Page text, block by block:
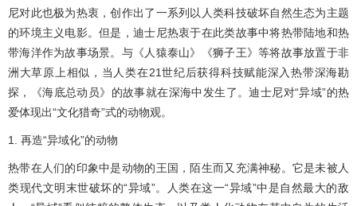
尼对此也极为热衷，创作出了一系列以人类科技破坏自然生态为主题
的环境主义电影。但是，迪士尼热衷于在此类故事中将热带陆地和热
带海洋作为故事场景。与《人猿泰山》《狮子王》等将故事放置于非
洲大草原上相似，当人类在21世纪后获得科技赋能深入热带深海勘
探，《海底总动员》的故事就在深海中发生了。迪士尼对“异域”的热
爱体现出“文化猎奇”式的动物观。
1. 再造“异域化”的动物
热带在人们的印象中是动物的王国，陌生而又充满神秘。它是未被人
类现代文明末世破坏的“异域”。人类在这一“异域”中是自然最大的敌